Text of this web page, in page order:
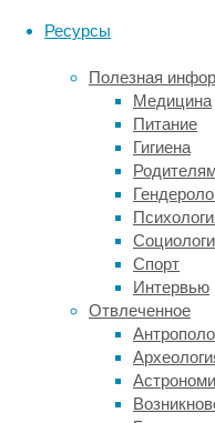
Ресурсы
Полезная
Медицина
Питание
Гигиена
Спорт
Интервью
Отвлеченное
что
животные
зачастую
дружны
детьми
как
правило,
небольшие
по
размеру.
Также
считается,
что